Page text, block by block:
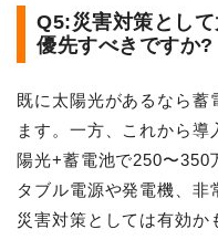
Q5:災害対策とし
優先すべきですか?
既に太陽光があるなら蓄
ます。一方、これから
陽光+蓄電池で250〜350
タブル電源や発電機、非
災害対策としては有効か